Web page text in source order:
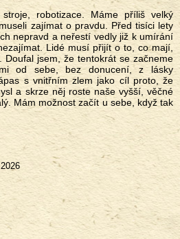
zajímat o pravdu. Před tisíci lety
nepravd a neřestí vedly již k umírání
Lidé musí přijít o to, co mají,
Doufal jsem, že tentokrát se začneme
od sebe, bez donucení, z lásky
s vnitřním zlem jako cíl proto, že
a skrze něj roste naše vyšší, věčné
Mám možnost začít u sebe, když tak